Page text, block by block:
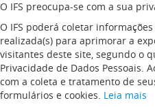
O IFS preocupa-se com a sua
O IFS poderá coletar
realizada(s) para aprimorar a
visitantes deste site, segundo o
Privacidade de Dados Pessoais.
com a coleta e tratamento de
formulários e cookies. Leia mais